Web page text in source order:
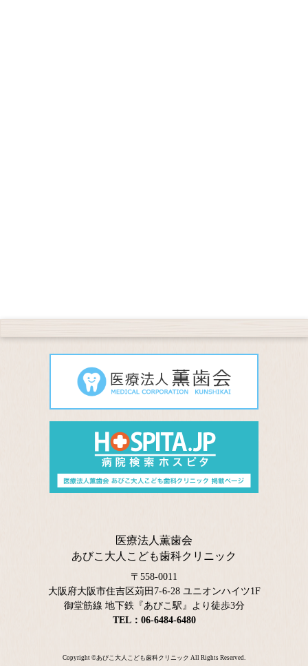
医療法人薫歯会
あびこ大人こども歯科クリニック
〒558-0011
大阪府大阪市住吉区苅田7-6-28 ユニオンハイツ1F
御堂筋線 地下鉄『あびこ駅』より徒歩3分
TEL：06-6484-6480
Copyright ©あびこ大人こども歯科クリニック All Rights Reserved.